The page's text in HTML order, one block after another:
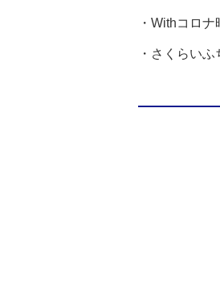
・Withコロ
・さくらい